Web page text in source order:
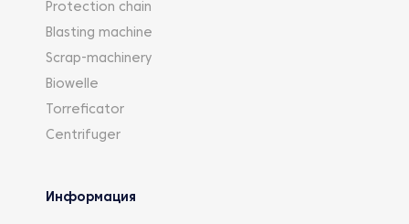
Protection chain
Blasting machine
Scrap-machinery
Biowelle
Torreficator
Centrifuger
Информация